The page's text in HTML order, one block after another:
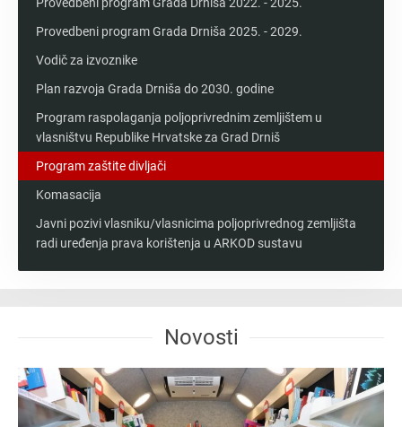
Provedbeni program Grada Drniša 2025. - 2029.
Vodič za izvoznike
Plan razvoja Grada Drniša do 2030. godine
Program raspolaganja poljoprivrednim zemljištem u
vlasništvu Republike Hrvatske za Grad Drniš
Program zaštite divljači
Komasacija
Javni pozivi vlasniku/vlasnicima poljoprivrednog zemljišta
radi uređenja prava korištenja u ARKOD sustavu
Novosti